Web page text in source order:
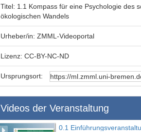
Titel: 1.1 Kompass für eine Psychologie des
ökologischen Wandels
Urheber/in: ZMML-Videoportal
Lizenz: CC-BY-NC-ND
Ursprungsort:
Videos der Veranstaltung
0.1